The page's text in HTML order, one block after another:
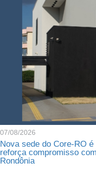
07/08/2026
Nova sede do Core-RO
reforça compromisso
Rondônia